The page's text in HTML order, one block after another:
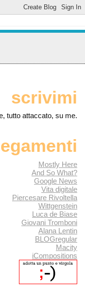
scrivimi
tutto attaccato, su me.
Mostly Here
And So What?
Google News
Vita digitale
Piercesare Rivoltella
Wittgenstein
Luca de Biase
Giovani Tromboni
Alana Lentin
BLOGregular
Macity
iCompositions